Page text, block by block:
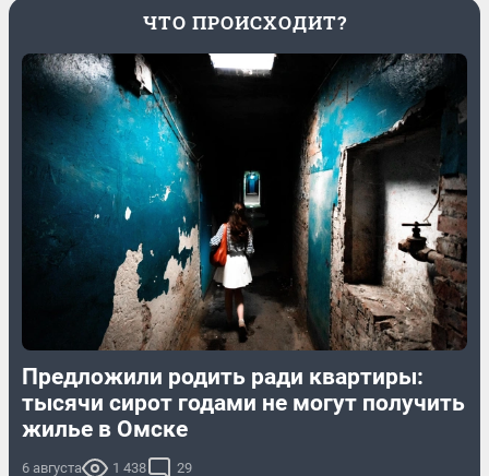
ЧТО ПРОИСХОДИТ?
Предложили родить ради квартиры:
тысячи сирот годами не могут получить
жилье в Омске
6 августа 1 438 29